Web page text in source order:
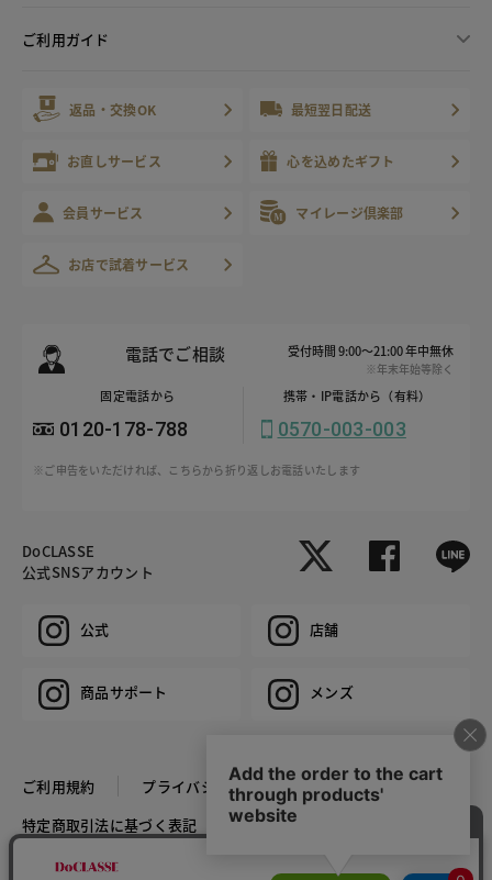
ご利用ガイド
返品・交換OK 最短翌日配送
お直しサービス 心を込めたギフト
会員サービス マイレージ倶楽部
お店で試着サービス
電話でご相談 受付時間 9:00～21:00 年中無休
※年末年始等除く
固定電話から
0120-178-788
携帯・IP電話から（有料）
0570-003-003
※ご申告をいただければ、こちらから折り返しお電話いたします
DoCLASSE
公式SNSアカウント
公式 店舗
商品サポート メンズ
ご利用規約
プライバシーポリシー
特定商取引法に基づく表記
推奨環境
COPYRIGHT © DoCLASSE ALL RIGHTS RESERVED.